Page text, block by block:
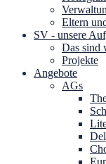
Eltern
SV - unsere
Das sind
Projekte
Angebote
AGs